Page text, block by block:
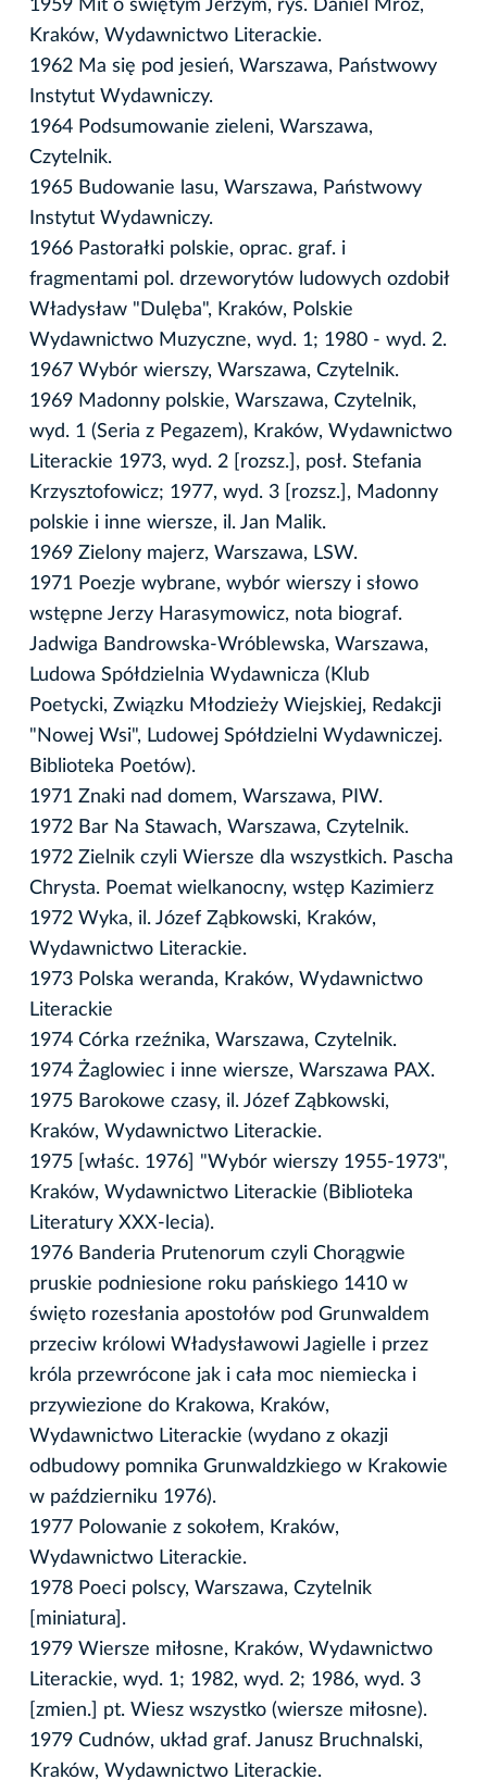
1959 Mit o świętym Jerzym, rys. Daniel Mróz,
Kraków, Wydawnictwo Literackie.
1962 Ma się pod jesień, Warszawa, Państwowy
Instytut Wydawniczy.
1964 Podsumowanie zieleni, Warszawa,
Czytelnik.
1965 Budowanie lasu, Warszawa, Państwowy
Instytut Wydawniczy.
1966 Pastorałki polskie, oprac. graf. i
fragmentami pol. drzeworytów ludowych ozdobił
Władysław "Dulęba", Kraków, Polskie
Wydawnictwo Muzyczne, wyd. 1; 1980 - wyd. 2.
1967 Wybór wierszy, Warszawa, Czytelnik.
1969 Madonny polskie, Warszawa, Czytelnik,
wyd. 1 (Seria z Pegazem), Kraków, Wydawnictwo
Literackie 1973, wyd. 2 [rozsz.], posł. Stefania
Krzysztofowicz; 1977, wyd. 3 [rozsz.], Madonny
polskie i inne wiersze, il. Jan Malik.
1969 Zielony majerz, Warszawa, LSW.
1971 Poezje wybrane, wybór wierszy i słowo
wstępne Jerzy Harasymowicz, nota biograf.
Jadwiga Bandrowska-Wróblewska, Warszawa,
Ludowa Spółdzielnia Wydawnicza (Klub
Poetycki, Związku Młodzieży Wiejskiej, Redakcji
"Nowej Wsi", Ludowej Spółdzielni Wydawniczej.
Biblioteka Poetów).
1971 Znaki nad domem, Warszawa, PIW.
1972 Bar Na Stawach, Warszawa, Czytelnik.
1972 Zielnik czyli Wiersze dla wszystkich. Pascha
Chrysta. Poemat wielkanocny, wstęp Kazimierz
1972 Wyka, il. Józef Ząbkowski, Kraków,
Wydawnictwo Literackie.
1973 Polska weranda, Kraków, Wydawnictwo
Literackie
1974 Córka rzeźnika, Warszawa, Czytelnik.
1974 Żaglowiec i inne wiersze, Warszawa PAX.
1975 Barokowe czasy, il. Józef Ząbkowski,
Kraków, Wydawnictwo Literackie.
1975 [właśc. 1976] "Wybór wierszy 1955-1973",
Kraków, Wydawnictwo Literackie (Biblioteka
Literatury XXX-lecia).
1976 Banderia Prutenorum czyli Chorągwie
pruskie podniesione roku pańskiego 1410 w
święto rozesłania apostołów pod Grunwaldem
przeciw królowi Władysławowi Jagielle i przez
króla przewrócone jak i cała moc niemiecka i
przywiezione do Krakowa, Kraków,
Wydawnictwo Literackie (wydano z okazji
odbudowy pomnika Grunwaldzkiego w Krakowie
w październiku 1976).
1977 Polowanie z sokołem, Kraków,
Wydawnictwo Literackie.
1978 Poeci polscy, Warszawa, Czytelnik
[miniatura].
1979 Wiersze miłosne, Kraków, Wydawnictwo
Literackie, wyd. 1; 1982, wyd. 2; 1986, wyd. 3
[zmien.] pt. Wiesz wszystko (wiersze miłosne).
1979 Cudnów, układ graf. Janusz Bruchnalski,
Kraków, Wydawnictwo Literackie.